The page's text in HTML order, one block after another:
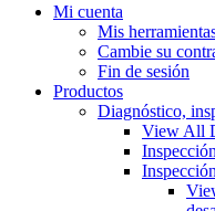
Mi cuenta
Mis
Cambie su
Fin de sesión
Productos
Diagnóstico,
View All